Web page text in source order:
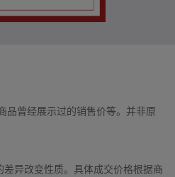
品曾经展示过的销售价等。并非原
异改变性质。具体成交价格根据商